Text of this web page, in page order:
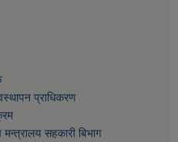
प्राधिकरण
मन्त्रालय सहकारी बिभाग